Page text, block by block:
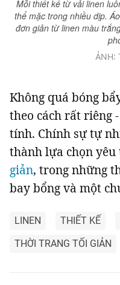
Mỗi thiết kế từ vải linen
thể mặc trong nhiều dịp.
đơn giản từ linen màu
ẢNH:
Không quá bóng
theo cách rất riêng
tính. Chính sự tự
thành lựa chọn
giản, trong những
bay bổng và một
LINEN THIẾT KẾ
THỜI TRANG TỐI GIẢN